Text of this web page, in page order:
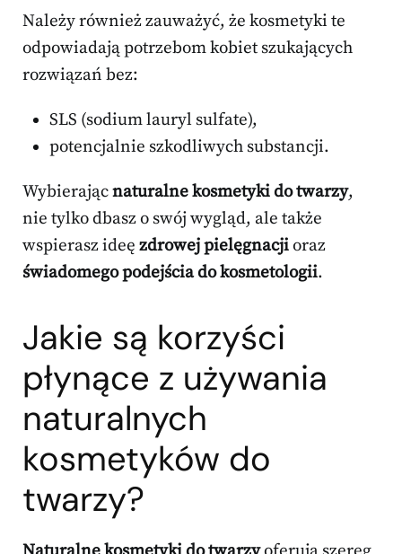
Należy również zauważyć, że kosmetyki te
odpowiadają potrzebom kobiet szukających
rozwiązań bez:
SLS (sodium lauryl sulfate),
potencjalnie szkodliwych substancji.
Wybierającnaturalne kosmetyki do twarzy,
nie tylko dbasz o swój wygląd, ale także
wspierasz ideę zdrowej pielęgnacjioraz
świadomego podejścia do kosmetologii.
Jakie są korzyści
płynące z używania
naturalnych
kosmetyków do
twarzy?